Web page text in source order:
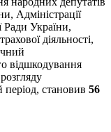
Адміністрації
Ради України,
діяльності,
відшкодування
період, становив 56